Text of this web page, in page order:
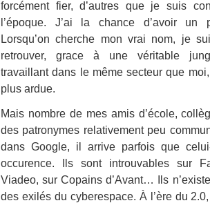
forcément fier, d’autres que je suis
l’époque. J’ai la chance d’avoir un
Lorsqu’on cherche mon vrai nom, je
retrouver, grace à une véritable
travaillant dans le même secteur que
plus ardue.
Mais nombre de mes amis d’école,
des patronymes relativement peu
dans Google, il arrive parfois que
occurence. Ils sont introuvables sur
Viadeo, sur Copains d’Avant… Ils
des exilés du cyberespace. À l’ère du